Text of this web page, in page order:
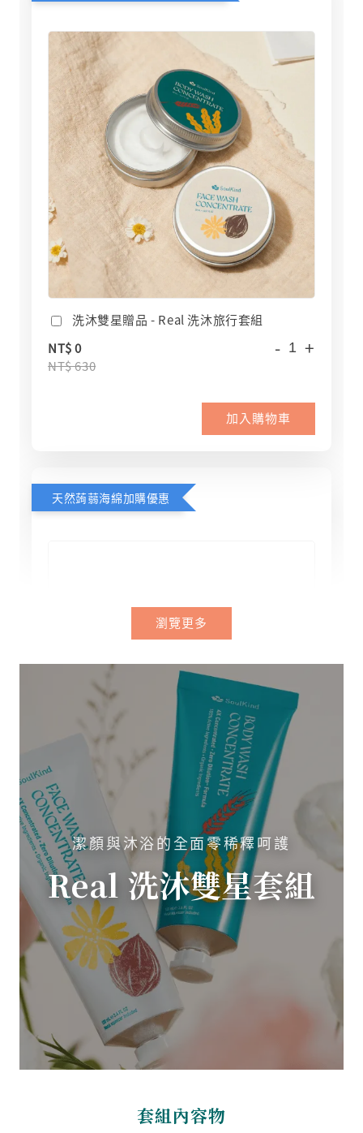
洗沐雙星贈品 - Real 洗沐旅行套組
NT$ 0
NT$ 630
- +
加入購物車
天然蒟蒻海綿加購優惠
天然蒟蒻海綿
NT$ 190
NT$ 290
- +
加入購物車
瀏覽更多
潔顏與沐浴的全面零稀釋呵護
Real 洗沐雙星套組
套組內容物